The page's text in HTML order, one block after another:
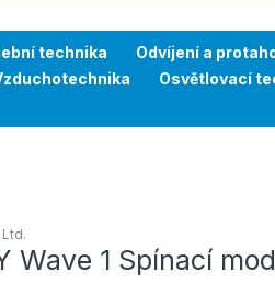
technika
Odvíjení a
Osvětlovací
Wave 1 Spínací